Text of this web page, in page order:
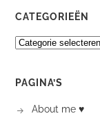
CATEGORIEËN
CATEGORIEËN
PAGINA’S
About me ♥